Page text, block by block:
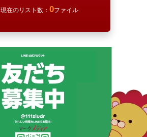
現在のリスト数： 0ファイル